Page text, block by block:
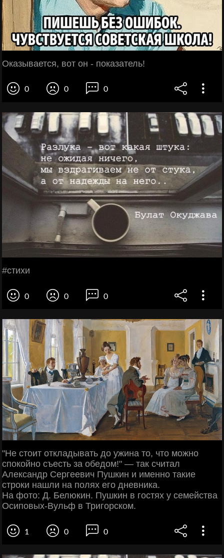
Оказывается, вот он - показатель!
0 0 0
#стихи
0 0 0
"Не стоит откладывать до ужина то, что можно
спокойно съесть за обедом!" — так считал
Александр Сергеевич Пушкин и именно такие
строки нашли на полях его дневника.
На фото: Д. Белюкин. Пушкин в гостях у семейства
Осиповых-Вульф в Тригорском.
1 0 0